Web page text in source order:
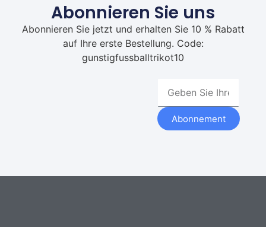
Abonnieren Sie uns
Abonnieren Sie jetzt und erhalten Sie 10 % Rabatt
auf Ihre erste Bestellung. Code:
gunstigfussballtrikot10
Abonnement